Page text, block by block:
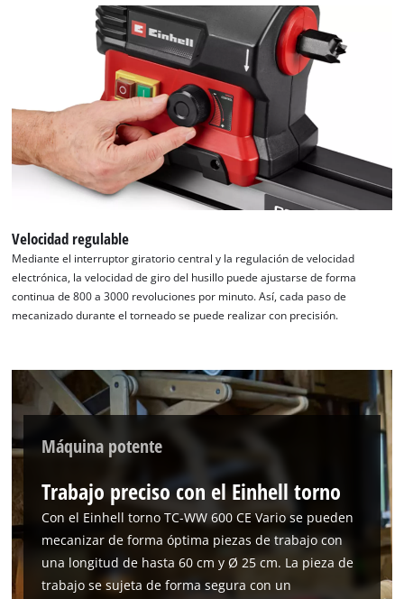
Velocidad regulable
Mediante el interruptor giratorio central y la regulación de velocidad
electrónica, la velocidad de giro del husillo puede ajustarse de forma
continua de 800 a 3000 revoluciones por minuto. Así, cada paso de
mecanizado durante el torneado se puede realizar con precisión.
Máquina potente
Trabajo preciso con el Einhell torno
Con el Einhell torno TC-WW 600 CE Vario se pueden
mecanizar de forma óptima piezas de trabajo con
una longitud de hasta 60 cm y Ø 25 cm. La pieza de
trabajo se sujeta de forma segura con un